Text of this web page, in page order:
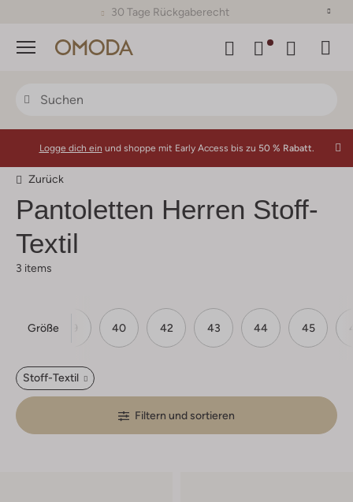
30 Tage Rückgaberecht
Menü
Logge dich ein und shoppe mit Early Access bis zu 50 % Rabatt.
Zurück
Pantoletten Herren Stoff-
Textil
3 items
Größe 39 40 42 43 44 45
Stoff-Textil
Filtern und sortieren